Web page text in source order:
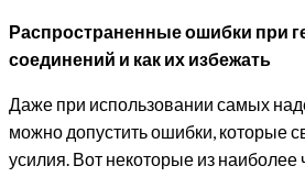
Распространенные ошибки при
соединений и как их избежать
Даже при использовании самых
можно допустить ошибки, которые
усилия. Вот некоторые из наиболее